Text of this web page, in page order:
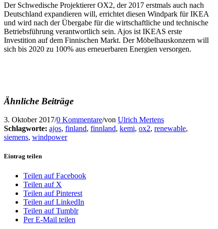
Der Schwedische Projektierer OX2, der 2017 erstmals auch nach
Deutschland expandieren will, errichtet diesen Windpark für IKEA
und wird nach der Übergabe für die wirtschaftliche und technische
Betriebsführung verantwortlich sein. Ajos ist IKEAS erste
Investition auf dem Finnischen Markt. Der Möbelhauskonzern will
sich bis 2020 zu 100% aus erneuerbaren Energien versorgen.
Ähnliche Beiträge
3. Oktober 2017/0 Kommentare/von Ulrich Mertens
Schlagworte: ajos, finland, finnland, kemi, ox2, renewable,
siemens, windpower
Eintrag teilen
Teilen auf Facebook
Teilen auf X
Teilen auf Pinterest
Teilen auf LinkedIn
Teilen auf Tumblr
Per E-Mail teilen